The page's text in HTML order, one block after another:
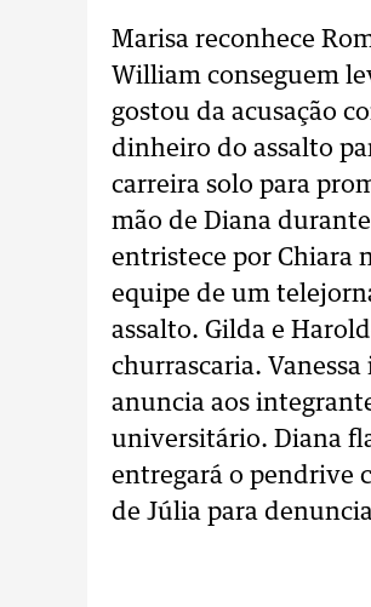
Marisa reconhece
William conseguem
gostou da acusação
dinheiro do assalto
carreira solo para
mão de Diana
entristece por Chiara
equipe de um
assalto. Gilda e
churrascaria.
anuncia aos
universitário. Diana
entregará o pendrive
de Júlia para